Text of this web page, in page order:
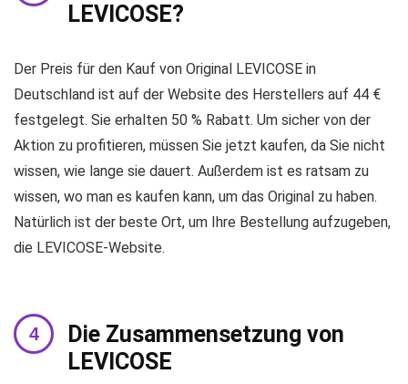
LEVICOSE?
Der Preis für den Kauf von Original LEVICOSE in
Deutschland ist auf der Website des Herstellers auf 44 €
festgelegt. Sie erhalten 50 % Rabatt. Um sicher von der
Aktion zu profitieren, müssen Sie jetzt kaufen, da Sie nicht
wissen, wie lange sie dauert. Außerdem ist es ratsam zu
wissen, wo man es kaufen kann, um das Original zu haben.
Natürlich ist der beste Ort, um Ihre Bestellung aufzugeben,
die LEVICOSE-Website.
Die Zusammensetzung von
LEVICOSE